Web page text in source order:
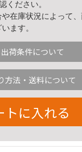
ください。
在庫状況によって
ます。
荷条件について
方法・送料について
トに入れる